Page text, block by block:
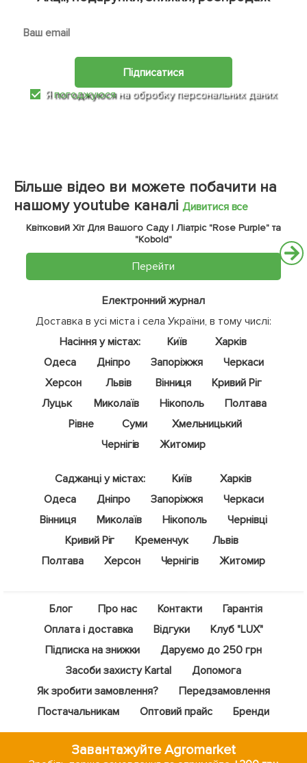
Підписатися
Япогоджуюсяна обробку персональних даних
Більше відео ви можете побачити на
нашому youtube каналі Дивитися все
Квітковий Хіт Для Вашого Саду | Ліатріс "Rose Purple" та
"Kobold"
Перейти
Електронний журнал
Доставка в усі міста і села України, в тому числі:
Насіння у містах:
Київ
Харків
Одеса
Дніпро Запоріжжя
Черкаси
Херсон
Львів Вінниця
Кривий Ріг
Луцьк
Миколаїв Нікополь
Полтава
Рівне
Суми
Хмельницький
Чернігів
Житомир
Саджанці у містах: Київ
Харків
Одеса
Дніпро Запоріжжя
Черкаси
Вінниця
Миколаїв Нікополь
Чернівці
Кривий Ріг
Кременчук
Львів
Полтава
Херсон Чернігів Житомир
Блог Про нас Контакти
Гарантія
Оплата і доставка
Відгуки
Клуб "LUX"
Підписка на знижки
Даруємо до 250 грн
Засоби захисту Kartal
Допомога
Як зробити замовлення?
Передзамовлення
Постачальникам
Оптовий прайс Бренди
Завантажуйте Agromarket